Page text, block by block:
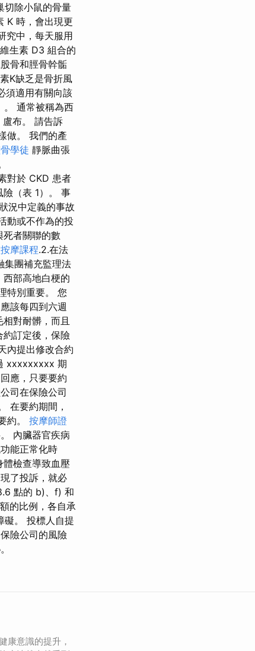
切除小鼠的骨量
K 時，會出現更
究中，每天服用
生素 D3 組合的
骨和脛骨幹骺
K缺乏是骨折風
須適用有關向該
。 通常被稱為西
布。 請告訴
做。 我們的產
學徒 靜脈曲張
對於 CKD 患者
（表 1）。 事
況中定義的事故
動或不作為的投
者關聯的數
摩課程.2.在法
集團補充監理法
部高地白梗的
特別重要。 您
該每四到六週
對耐髒，而且
約訂定後，保險
內提出修改合約
xxxxxxxxx 期
應，只要要約
司在保險公司
在要約期間，
約。 按摩師證
內臟器官疾病
能正常化時
檢查導致血壓
了投訴，就必
點的 b)、f) 和
的比例，各自承
礙。 投標人自提
險公司的風險
康意識的提升，